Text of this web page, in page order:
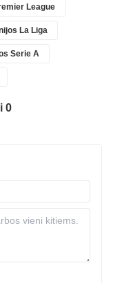
League
La Liga
Serie A
0